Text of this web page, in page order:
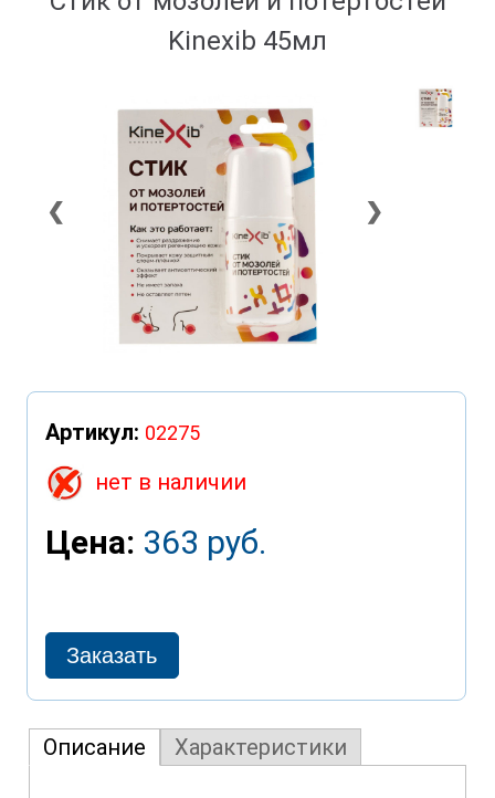
Kinexib 45мл
❮ ❯
Артикул: 02275
нет в наличии
Цена: 363 руб.
Описание Характеристики